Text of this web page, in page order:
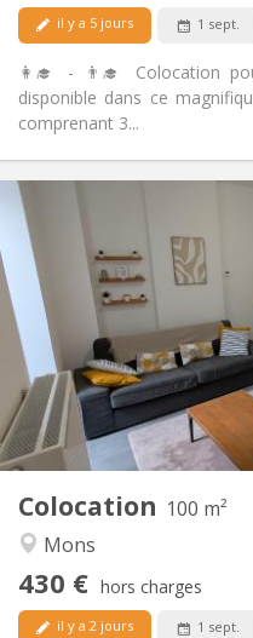
il y a 5 jours 1 sept.
👩‍🎓 - 👨‍🎓 Colocation
disponible dans ce
comprenant 3...
Colocation 100 m²
Mons
430 € hors charges
il y a 2 jours 1 sept.